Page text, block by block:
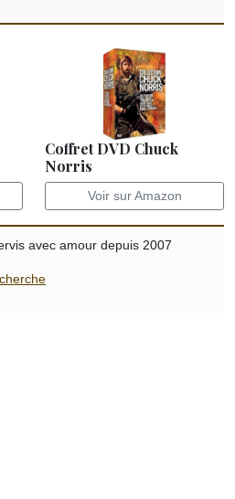
Coffret DVD Chuck
Norris
Voir sur Amazon
avec amour depuis 2007